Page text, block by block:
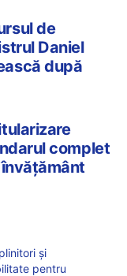
de
Daniel
după
complet
și
pentru